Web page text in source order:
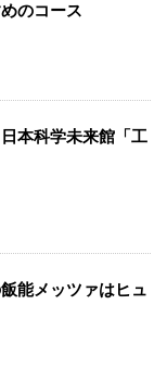
のコース
本科学未来館「工
能メッツァはヒュ